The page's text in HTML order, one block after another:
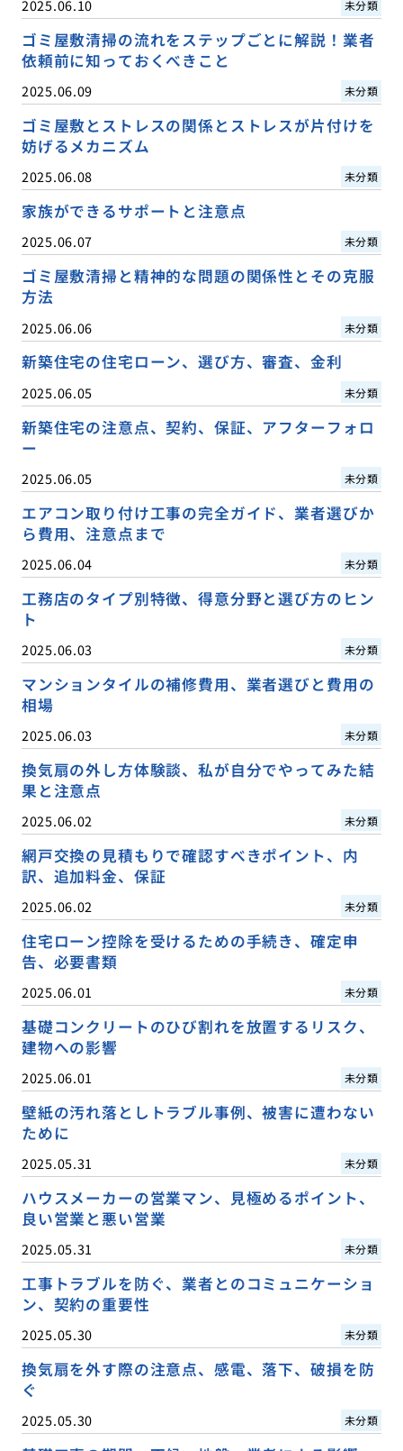
2025.06.10 未分類
ゴミ屋敷清掃の流れをステップごとに解説！業者
依頼前に知っておくべきこと
2025.06.09 未分類
ゴミ屋敷とストレスの関係とストレスが片付けを
妨げるメカニズム
2025.06.08 未分類
家族ができるサポートと注意点
2025.06.07 未分類
ゴミ屋敷清掃と精神的な問題の関係性とその克服
方法
2025.06.06 未分類
新築住宅の住宅ローン、選び方、審査、金利
2025.06.05 未分類
新築住宅の注意点、契約、保証、アフターフォロ
ー
2025.06.05 未分類
エアコン取り付け工事の完全ガイド、業者選びか
ら費用、注意点まで
2025.06.04 未分類
工務店のタイプ別特徴、得意分野と選び方のヒン
ト
2025.06.03 未分類
マンションタイルの補修費用、業者選びと費用の
相場
2025.06.03 未分類
換気扇の外し方体験談、私が自分でやってみた結
果と注意点
2025.06.02 未分類
網戸交換の見積もりで確認すべきポイント、内
訳、追加料金、保証
2025.06.02 未分類
住宅ローン控除を受けるための手続き、確定申
告、必要書類
2025.06.01 未分類
基礎コンクリートのひび割れを放置するリスク、
建物への影響
2025.06.01 未分類
壁紙の汚れ落としトラブル事例、被害に遭わない
ために
2025.05.31 未分類
ハウスメーカーの営業マン、見極めるポイント、
良い営業と悪い営業
2025.05.31 未分類
工事トラブルを防ぐ、業者とのコミュニケーショ
ン、契約の重要性
2025.05.30 未分類
換気扇を外す際の注意点、感電、落下、破損を防
ぐ
2025.05.30 未分類